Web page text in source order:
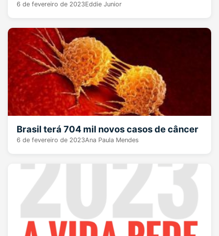
6 de fevereiro de 2023Eddie Junior
Brasil terá 704 mil novos casos de câncer
6 de fevereiro de 2023Ana Paula Mendes